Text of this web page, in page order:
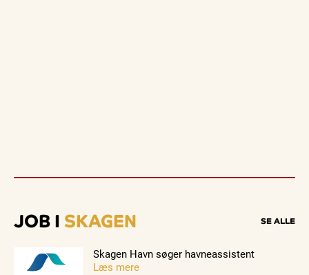
JOB I SKAGEN SE ALLE
Skagen Havn søger havneassistent
Læs mere